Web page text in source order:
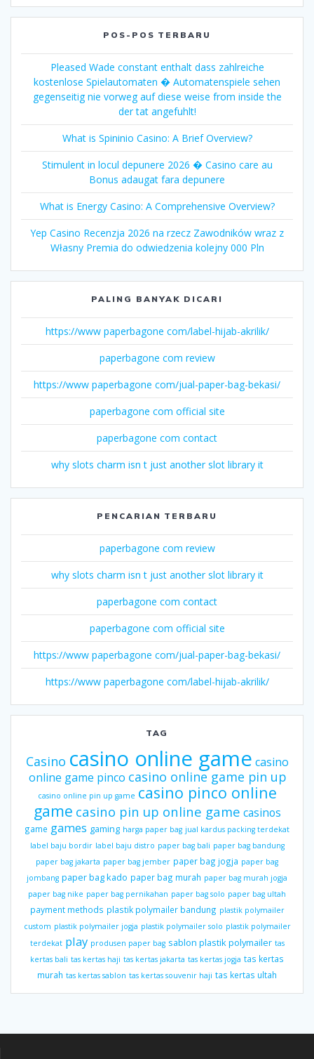
POS-POS TERBARU
Pleased Wade constant enthalt dass zahlreiche
kostenlose Spielautomaten � Automatenspiele sehen
gegenseitig nie vorweg auf diese weise from inside the
der tat angefuhlt!
What is Spininio Casino: A Brief Overview?
Stimulent in locul depunere 2026 � Casino care au
Bonus adaugat fara depunere
What is Energy Casino: A Comprehensive Overview?
Yep Casino Recenzja 2026 na rzecz Zawodników wraz z
Własny Premia do odwiedzenia kolejny 000 Pln
PALING BANYAK DICARI
https://www paperbagone com/label-hijab-akrilik/
paperbagone com review
https://www paperbagone com/jual-paper-bag-bekasi/
paperbagone com official site
paperbagone com contact
why slots charm isn t just another slot library it
PENCARIAN TERBARU
paperbagone com review
why slots charm isn t just another slot library it
paperbagone com contact
paperbagone com official site
https://www paperbagone com/jual-paper-bag-bekasi/
https://www paperbagone com/label-hijab-akrilik/
TAG
Casino casino online game casino
online game pinco casino online game pin up
casino online pin up game casino pinco online
game casino pin up online game casinos
game games gaming harga paper bag jual kardus packing terdekat
label baju bordir label baju distro paper bag bali paper bag bandung
paper bag jakarta paper bag jember paper bag jogja paper bag
jombang paper bag kado paper bag murah paper bag murah jogja
paper bag nike paper bag pernikahan paper bag solo paper bag ultah
payment methods plastik polymailer bandung plastik polymailer
custom plastik polymailer jogja plastik polymailer solo plastik polymailer
terdekat play produsen paper bag sablon plastik polymailer tas
kertas bali tas kertas haji tas kertas jakarta tas kertas jogja tas kertas
murah tas kertas sablon tas kertas souvenir haji tas kertas ultah